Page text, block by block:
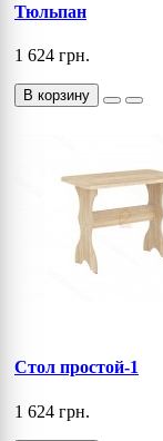
Тюльпан
1 624 грн.
В корзину
Стол простой-1
1 624 грн.